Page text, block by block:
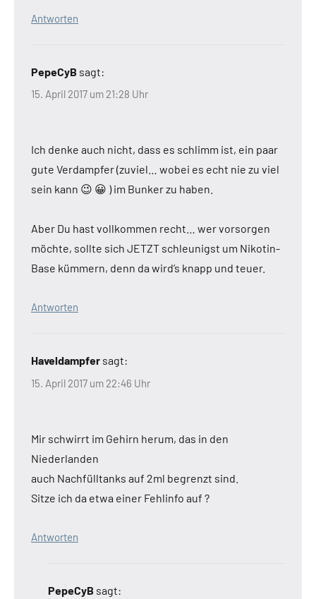
Antworten
PepeCyB sagt:
15. April 2017 um 21:28 Uhr
Ich denke auch nicht, dass es schlimm ist, ein paar
gute Verdampfer (zuviel… wobei es echt nie zu viel
sein kann 😉 😀 ) im Bunker zu haben.
Aber Du hast vollkommen recht… wer vorsorgen
möchte, sollte sich JETZT schleunigst um Nikotin-
Base kümmern, denn da wird’s knapp und teuer.
Antworten
Haveldampfer sagt:
15. April 2017 um 22:46 Uhr
Mir schwirrt im Gehirn herum, das in den
Niederlanden
auch Nachfülltanks auf 2ml begrenzt sind.
Sitze ich da etwa einer Fehlinfo auf ?
Antworten
PepeCyB sagt: